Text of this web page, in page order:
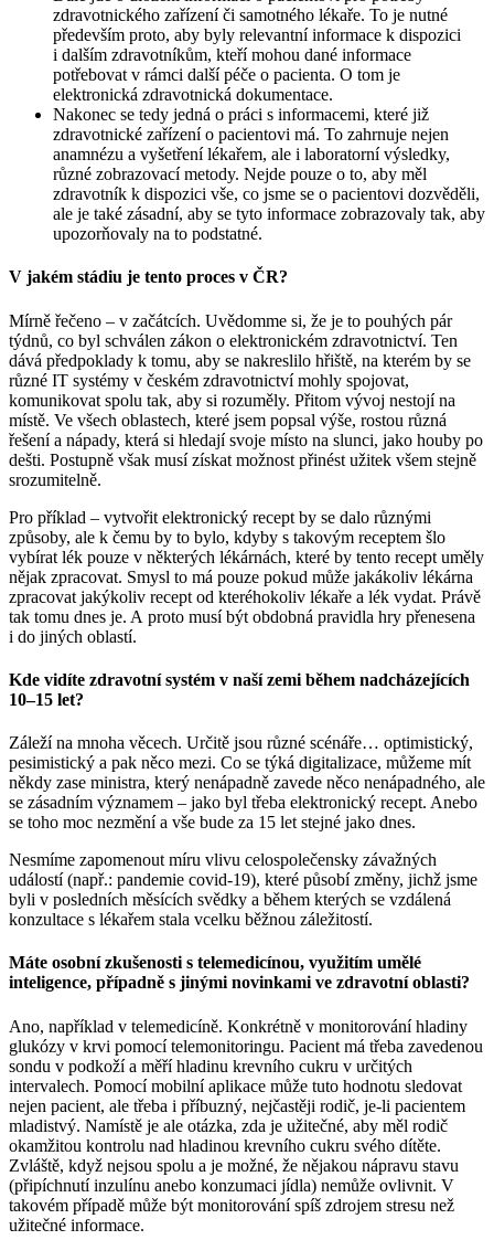
zdravotnického zařízení či samotného lékaře. To je nutné
především proto, aby byly relevantní informace k dispozici
i dalším zdravotníkům, kteří mohou dané informace
potřebovat v rámci další péče o pacienta. O tom je
elektronická zdravotnická dokumentace.
Nakonec se tedy jedná o práci s informacemi, které již
zdravotnické zařízení o pacientovi má. To zahrnuje nejen
anamnézu a vyšetření lékařem, ale i laboratorní výsledky,
různé zobrazovací metody. Nejde pouze o to, aby měl
zdravotník k dispozici vše, co jsme se o pacientovi dozvěděli,
ale je také zásadní, aby se tyto informace zobrazovaly tak, aby
upozorňovaly na to podstatné.
V jakém stádiu je tento proces v ČR?
Mírně řečeno – v začátcích. Uvědomme si, že je to pouhých pár
týdnů, co byl schválen zákon o elektronickém zdravotnictví. Ten
dává předpoklady k tomu, aby se nakreslilo hřiště, na kterém by se
různé IT systémy v českém zdravotnictví mohly spojovat,
komunikovat spolu tak, aby si rozuměly. Přitom vývoj nestojí na
místě. Ve všech oblastech, které jsem popsal výše, rostou různá
řešení a nápady, která si hledají svoje místo na slunci, jako houby po
dešti. Postupně však musí získat možnost přinést užitek všem stejně
srozumitelně.
Pro příklad – vytvořit elektronický recept by se dalo různými
způsoby, ale k čemu by to bylo, kdyby s takovým receptem šlo
vybírat lék pouze v některých lékárnách, které by tento recept uměly
nějak zpracovat. Smysl to má pouze pokud může jakákoliv lékárna
zpracovat jakýkoliv recept od kteréhokoliv lékaře a lék vydat. Právě
tak tomu dnes je. A proto musí být obdobná pravidla hry přenesena
i do jiných oblastí.
Kde vidíte zdravotní systém v naší zemi během nadcházejících
10–15 let?
Záleží na mnoha věcech. Určitě jsou různé scénáře… optimistický,
pesimistický a pak něco mezi. Co se týká digitalizace, můžeme mít
někdy zase ministra, který nenápadně zavede něco nenápadného, ale
se zásadním významem – jako byl třeba elektronický recept. Anebo
se toho moc nezmění a vše bude za 15 let stejné jako dnes.
Nesmíme zapomenout míru vlivu celospolečensky závažných
událostí (např.: pandemie covid‑19), které působí změny, jichž jsme
byli v posledních měsících svědky a během kterých se vzdálená
konzultace s lékařem stala vcelku běžnou záležitostí.
Máte osobní zkušenosti s telemedicínou, využitím umělé
inteligence, případně s jinými novinkami ve zdravotní oblasti?
Ano, například v telemedicíně. Konkrétně v monitorování hladiny
glukózy v krvi pomocí telemonitoringu. Pacient má třeba zavedenou
sondu v podkoží a měří hladinu krevního cukru v určitých
intervalech. Pomocí mobilní aplikace může tuto hodnotu sledovat
nejen pacient, ale třeba i příbuzný, nejčastěji rodič, je-li pacientem
mladistvý. Namístě je ale otázka, zda je užitečné, aby měl rodič
okamžitou kontrolu nad hladinou krevního cukru svého dítěte.
Zvláště, když nejsou spolu a je možné, že nějakou nápravu stavu
(připíchnutí inzulínu anebo konzumaci jídla) nemůže ovlivnit. V
takovém případě může být monitorování spíš zdrojem stresu než
užitečné informace.